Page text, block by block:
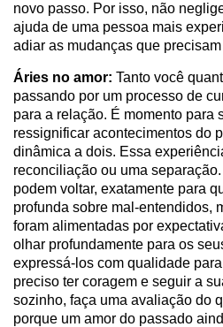
novo passo. Por isso, não
ajuda de uma pessoa mais
adiar as mudanças que
Áries no amor: Tanto você
passando por um processo de
para a relação. É momento para
ressignificar acontecimentos do
dinâmica a dois. Essa
reconciliação ou uma
podem voltar, exatamente para
profunda sobre mal-entendidos,
foram alimentadas por
olhar profundamente para os
expressá-los com qualidade
preciso ter coragem e seguir a
sozinho, faça uma avaliação do
porque um amor do passado